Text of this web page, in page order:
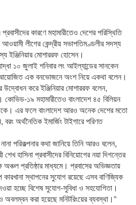
প্রবাসীদের কারণে মহামারীতেও দেশের পরিস্থিতি
লীগের কেন্দ্রীয় সভাপতিমণ্ডলীর সদস্য
ইঞ্জিনিয়ার মোশাররফ হোসেন।
১০ জুলাই শনিবার লং আইল্যান্ডের সানকেন
আয়োজিত এক বনভোজনে অংশ নিয়ে একথা বলেন।
করে ইঞ্জিনিয়ার মোশাররফ বলেন,
কোভিড-১৯ মহামারীতেও বাংলাদেশ ৪৫ বিলিয়ন
এর ফলে বাংলাদেশ আরও অনেক দেশের মতো
অর্থনৈতিক ইমার্জিং টাইগারে পরিণত
পরিকল্পনার কথা জানিয়ে তিনি আরও বলেন,
শেখ হাসিনা প্রবাসীদের বিনিয়োগের নয়া দিগন্তের
অঞ্চল প্রতিষ্ঠার মাধ্যমে। প্রবাসের অভিজ্ঞতায়
কারখানা স্থাপনের সুযোগ রয়েছে এসব বাণিজ্যিক
হচ্ছে বিশেষ সুযোগ-সুবিধা ও সহযোগিতা।
অবলম্বন করা হয়েছে মনিটরিংয়ের ব্যবস্থা।”